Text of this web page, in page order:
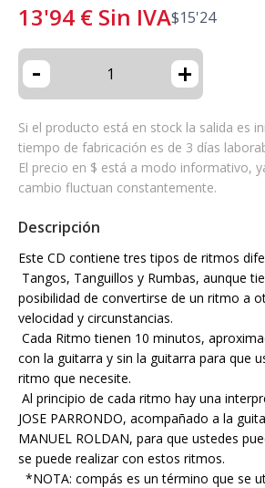
13'94 € Sin IVA$15'24
- +
Si el producto está en stock la salida es
tiempo de fabricación es de 3 días
El precio en $ está a modo informativo,
cambio fluctuan constantemente.
Descripción
Este CD contiene tres tipos de ritmos
Tangos, Tanguillos y Rumbas, aunque
posibilidad de convertirse de un ritmo a
velocidad y circunstancias.
Cada Ritmo tienen 10 minutos,
con la guitarra y sin la guitarra para que
ritmo que necesite.
Al principio de cada ritmo hay una
JOSE PARRONDO, acompañado a la
MANUEL ROLDAN, para que ustedes
se puede realizar con estos ritmos.
*NOTA: compás es un término que se